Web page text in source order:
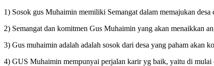
1) Sosok gus Muhaimin memiliki Semangat dalam memajukan
2) Semangat dan komitmen Gus Muhaimin yang akan menaikkan
3) Gus muhaimin adalah adalah sosok dari desa yang paham akan
4) GUS Muhaimin mempunyai perjalan karir yg baik, yaitu di